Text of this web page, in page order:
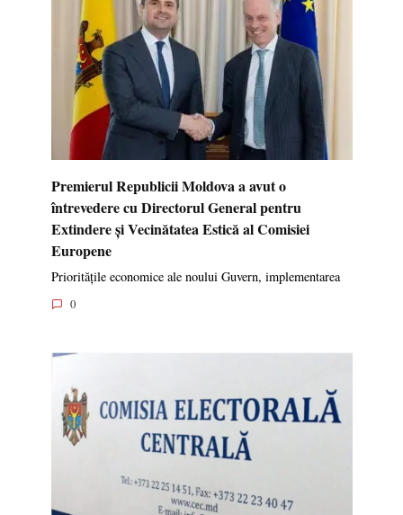
Premierul Republicii Moldova a avut o
întrevedere cu Directorul General pentru
Extindere și Vecinătatea Estică al Comisiei
Europene
Prioritățile economice ale noului Guvern, implementarea
0